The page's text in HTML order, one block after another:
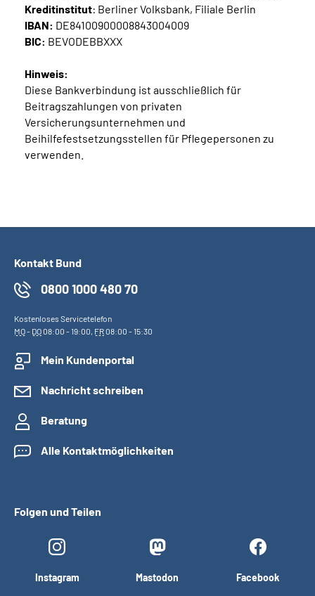
Kreditinstitut: Berliner Volksbank, Filiale Berlin
IBAN: DE84100900008843004009
BIC: BEVODEBBXXX
Hinweis:
Diese Bankverbindung ist ausschließlich für
Beitragszahlungen von privaten
Versicherungsunternehmen und
Beihilfefestsetzungsstellen für Pflegepersonen zu
verwenden.
Kontakt Bund
0800 1000 480 70
Kostenloses Servicetelefon
MO- DO08:00 - 19:00, FR08:00 - 15:30
Mein Kundenportal
Nachricht schreiben
Beratung
Alle Kontaktmöglichkeiten
Folgen und Teilen
Instagram Mastodon Facebook